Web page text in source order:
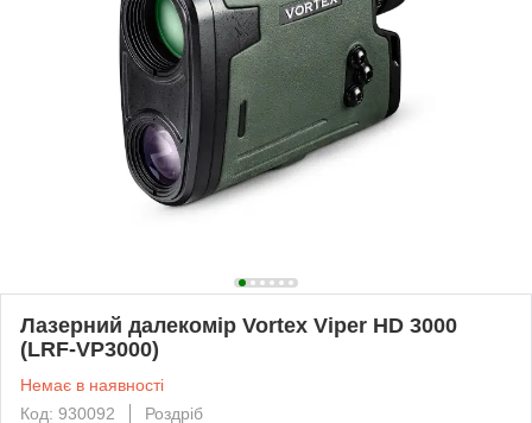
Лазерний далекомір Vortex Viper HD 3000
(LRF-VP3000)
Немає в наявності
Код: 930092
Роздріб